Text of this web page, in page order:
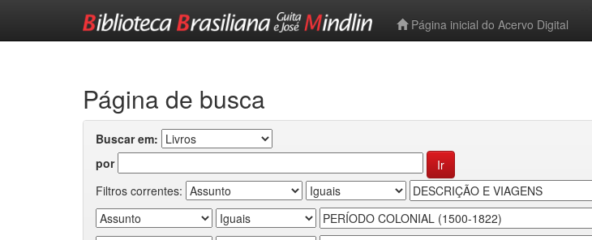
Página inicial do Acervo Digital
Página de busca
Buscar em:
por
Filtros correntes: